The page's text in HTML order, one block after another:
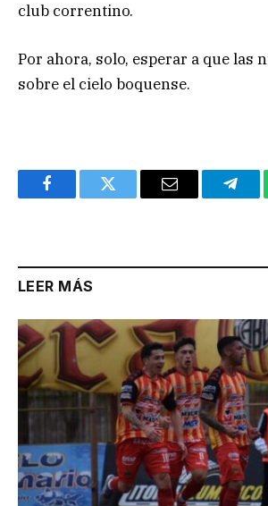
club correntino.
Por ahora, solo, esperar a que las
sobre el cielo boquense.
FacebookTwitter Email
LEER MÁS